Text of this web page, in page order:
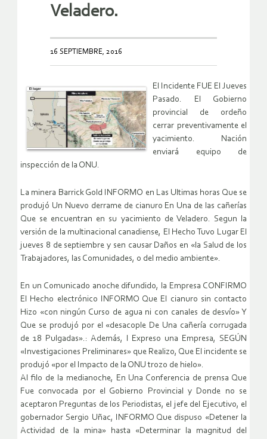
Veladero.
16 SEPTIEMBRE, 2016
El Incidente FUE El Jueves
Pasado. El Gobierno
provincial de ordeño
cerrar preventivamente el
yacimiento. Nación
enviará equipo de
inspección de la ONU.
La minera Barrick Gold INFORMO en Las Ultimas horas Que se
produjó Un Nuevo derrame de cianuro En Una de las cañerías
Que se encuentran en su yacimiento de Veladero. Segun la
versión de la multinacional canadiense, El Hecho Tuvo Lugar El
jueves 8 de septiembre y sen causar Daños en «la Salud de los
Trabajadores, las Comunidades, o del medio ambiente».
En un Comunicado anoche difundido, la Empresa CONFIRMO
El Hecho electrónico INFORMO Que El cianuro sin contacto
Hizo «con ningún Curso de agua ni con canales de desvío» Y
Que se produjó por el «desacople De Una cañería corrugada
de 18 Pulgadas».: Además, l Expreso una Empresa, SEGÚN
«Investigaciones Preliminares» que Realizo, Que El incidente se
produjó «por el Impacto de la ONU trozo de hielo».
Al filo de la medianoche, En Una Conferencia de prensa Que
Fue convocada por el Gobierno Provincial y Donde no se
aceptaron Preguntas de los Periodistas, el jefe del Ejecutivo, el
gobernador Sergio Uñac, INFORMO Que dispuso «Detener la
Actividad de la mina» hasta «Determinar la magnitud del